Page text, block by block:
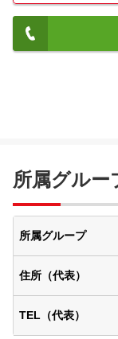
所属グルー
所属グループ
住所（代表）
TEL（代表）